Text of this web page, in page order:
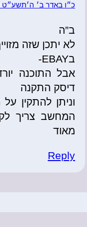
כ״ו באדר ב׳ ה׳תשע״ט
ב”ה
לא יתכן שזה
בEBAY-
אבל התוכנה
דיסק התקנה
וניתן להתקין
המחשב צריך
מאוד
Reply